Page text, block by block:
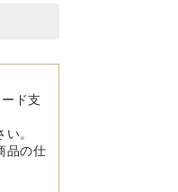
ド支
。
品の仕